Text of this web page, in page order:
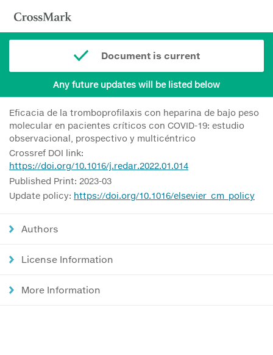
Document is current
Any future updates will be listed below
Eficacia de la tromboprofilaxis con heparina de bajo peso
molecular en pacientes críticos con COVID-19: estudio
observacional, prospectivo y multicéntrico
Crossref DOI link:
https://doi.org/10.1016/j.redar.2022.01.014
Published Print: 2023-03
Update policy: https://doi.org/10.1016/elsevier_cm_policy
Authors
License Information
More Information